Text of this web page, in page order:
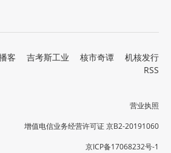
客 吉考斯工业 核市奇谭
机核发行
RSS
营业执照
增值电信业务经营许可证 京B2-20191060
京ICP备17068232号-1